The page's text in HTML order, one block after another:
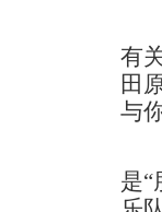
李
有
田
与
罗
是“